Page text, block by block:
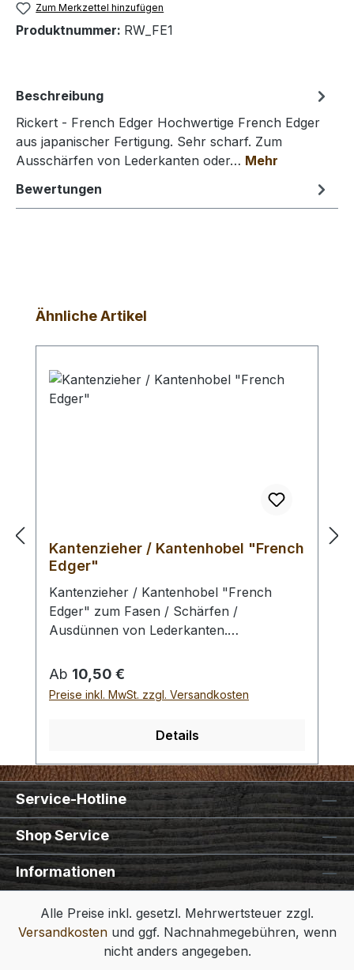
Zum Merkzettel hinzufügen
Produktnummer: RW_FE1
Beschreibung
Rickert - French Edger Hochwertige French Edger
aus japanischer Fertigung. Sehr scharf. Zum
Ausschärfen von Lederkanten oder… Mehr
Bewertungen
Produktgalerie überspringen
Ähnliche Artikel
Kantenzieher / Kantenhobel "French
Edger"
Kantenzieher / Kantenhobel "French
Edger" zum Fasen / Schärfen /
Ausdünnen von Lederkanten.
02: Breite der Fase 6 mm.# 03: Breite der
Fase 2 mm. Bei einer Bestellung 1 Stück
erhalten Sie 1 Kantenzieher / Kantenhobel
Regulärer Preis:
Ab 10,50 €
Preise inkl. MwSt. zzgl. Versandkosten
Details
Service-Hotline
Shop Service
Informationen
Alle Preise inkl. gesetzl. Mehrwertsteuer zzgl.
Versandkostenund ggf. Nachnahmegebühren, wenn
nicht anders angegeben.